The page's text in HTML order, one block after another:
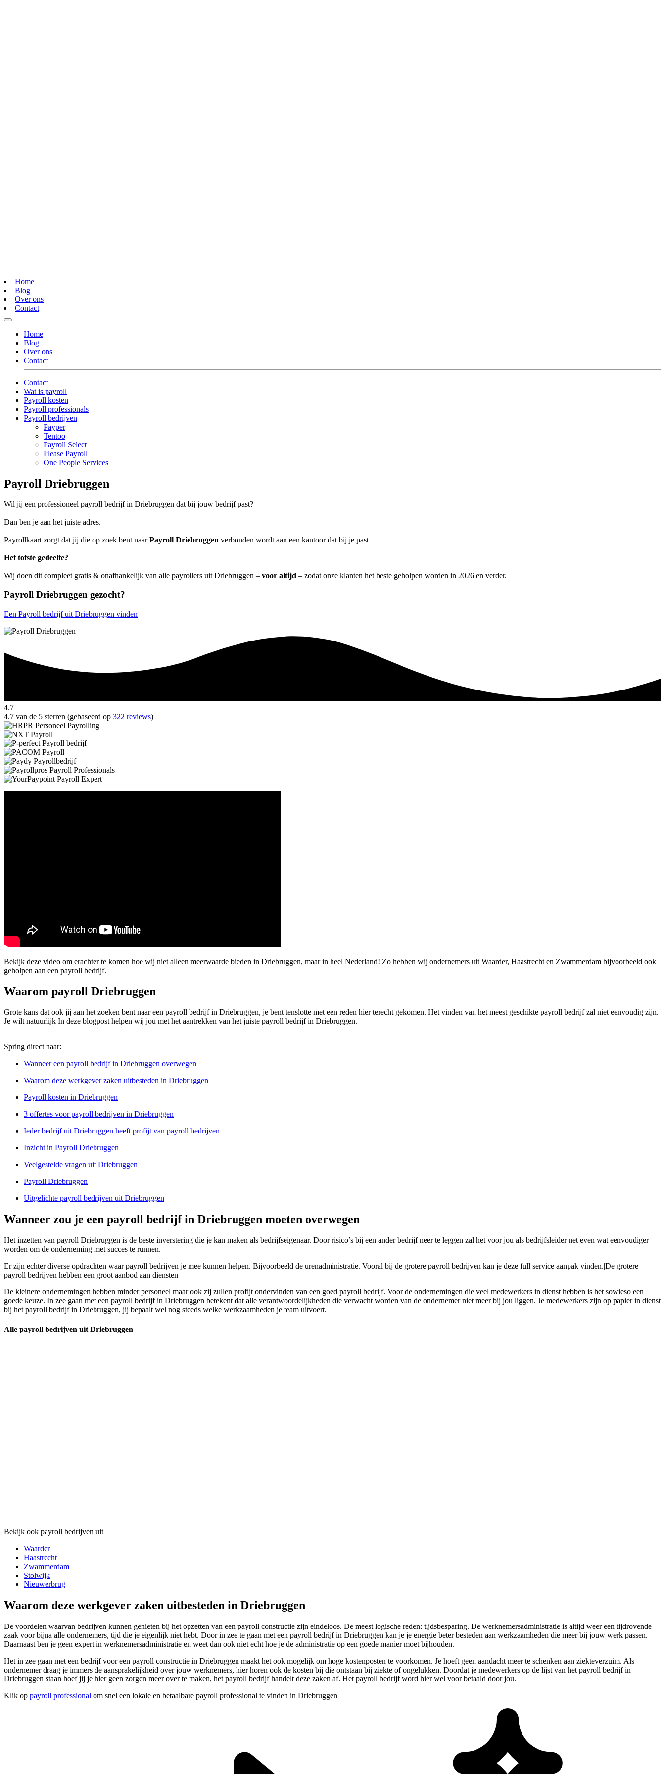
Home
Blog
Over ons
Contact
Home
Blog
Over ons
Contact
Contact
Wat is payroll
Payroll kosten
Payroll professionals
Payroll bedrijven
Payper
Tentoo
Payroll Select
Please Payroll
One People Services
Payroll Driebruggen
Wil jij een professioneel payroll bedrijf in Driebruggen dat bij jouw bedrijf past?
Dan ben je aan het juiste adres.
Payrollkaart zorgt dat jij die op zoek bent naarPayroll Driebruggen verbonden wordt aan een kantoor dat bij je past.
Het tofste gedeelte?
Wij doen dit compleet gratis & onafhankelijk van alle payrollers uit Driebruggen – voor altijd – zodat onze klanten het beste geholpen worden in 2026 en verder.
Payroll Driebruggen gezocht?
Een Payroll bedrijf uit Driebruggen vinden
4.7
4.7 van de 5 sterren (gebaseerd op 322 reviews)
Bekijk deze video om erachter te komen hoe wij niet alleen meerwaarde bieden in Driebruggen, maar in heel Nederland! Zo hebben wij ondernemers uit Waarder, Haastrecht en Zwammerdam bijvoorbeeld ook
geholpen aan een payroll bedrijf.
Waarom payroll Driebruggen
Grote kans dat ook jij aan het zoeken bent naar een payroll bedrijf in Driebruggen, je bent tenslotte met een reden hier terecht gekomen. Het vinden van het meest geschikte payroll bedrijf zal niet eenvoudig zijn.
Je wilt natuurlijk In deze blogpost helpen wij jou met het aantrekken van het juiste payroll bedrijf in Driebruggen.
Spring direct naar:
Wanneer een payroll bedrijf in Driebruggen overwegen
Waarom deze werkgever zaken uitbesteden in Driebruggen
Payroll kosten in Driebruggen
3 offertes voor payroll bedrijven in Driebruggen
Ieder bedrijf uit Driebruggen heeft profijt van payroll bedrijven
Inzicht in Payroll Driebruggen
Veelgestelde vragen uit Driebruggen
Payroll Driebruggen
Uitgelichte payroll bedrijven uit Driebruggen
Wanneer zou je een payroll bedrijf in Driebruggen moeten overwegen
Het inzetten van payroll Driebruggen is de beste inverstering die je kan maken als bedrijfseigenaar. Door risico’s bij een ander bedrijf neer te leggen zal het voor jou als bedrijfsleider net even wat eenvoudiger
worden om de onderneming met succes te runnen.
Er zijn echter diverse opdrachten waar payroll bedrijven je mee kunnen helpen. Bijvoorbeeld de urenadministratie. Vooral bij de grotere payroll bedrijven kan je deze full service aanpak vinden.|De grotere
payroll bedrijven hebben een groot aanbod aan diensten
De kleinere ondernemingen hebben minder personeel maar ook zij zullen profijt ondervinden van een goed payroll bedrijf. Voor de ondernemingen die veel medewerkers in dienst hebben is het sowieso een
goede keuze. In zee gaan met een payroll bedrijf in Driebruggen betekent dat alle verantwoordelijkheden die verwacht worden van de ondernemer niet meer bij jou liggen. Je medewerkers zijn op papier in dienst
bij het payroll bedrijf in Driebruggen, jij bepaalt wel nog steeds welke werkzaamheden je team uitvoert.
Alle payroll bedrijven uit Driebruggen
Bekijk ook payroll bedrijven uit
Waarder
Haastrecht
Zwammerdam
Stolwijk
Nieuwerbrug
Waarom deze werkgever zaken uitbesteden in Driebruggen
De voordelen waarvan bedrijven kunnen genieten bij het opzetten van een payroll constructie zijn eindeloos. De meest logische reden: tijdsbesparing. De werknemersadministratie is altijd weer een tijdrovende
zaak voor bijna alle ondernemers, tijd die je eigenlijk niet hebt. Door in zee te gaan met een payroll bedrijf in Driebruggen kan je je energie beter besteden aan werkzaamheden die meer bij jouw werk passen.
Daarnaast ben je geen expert in werknemersadministratie en weet dan ook niet echt hoe je de administratie op een goede manier moet bijhouden.
Het in zee gaan met een bedrijf voor een payroll constructie in Driebruggen maakt het ook mogelijk om hoge kostenposten te voorkomen. Je hoeft geen aandacht meer te schenken aan ziekteverzuim. Als
ondernemer draag je immers de aansprakelijkheid over jouw werknemers, hier horen ook de kosten bij die ontstaan bij ziekte of ongelukken. Doordat je medewerkers op de lijst van het payroll bedrijf in
Driebruggen staan hoef jij je hier geen zorgen meer over te maken, het payroll bedrijf handelt deze zaken af. Het payroll bedrijf word hier wel voor betaald door jou.
Klik op payroll professional om snel een lokale en betaalbare payroll professional te vinden in Driebruggen